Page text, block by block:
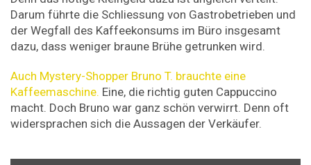
Darum führte die Schliessung von Gastrobetrieben und
der Wegfall des Kaffeekonsums im Büro insgesamt
dazu, dass weniger braune Brühe getrunken wird.
Auch Mystery-Shopper Bruno T. brauchte eine
Kaffeemaschine. Eine, die richtig guten Cappuccino
macht. Doch Bruno war ganz schön verwirrt. Denn oft
widersprachen sich die Aussagen der Verkäufer.